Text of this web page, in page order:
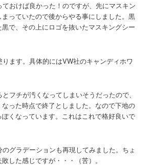
ておけば良かった！のですが、先にマスキン
っていたので後からやる事にしました。黒
で、その上にロゴを抜いたマスキングシー
ます。具体的にはVW社のキャンディホワ
フチが汚くなってしまいそうだったので、
った時点で終了としました。なので下地の
くなっています。これはこれで格好良いで
グラデーションも再現してみました。ちょ
した感じですが・・・（苦）。